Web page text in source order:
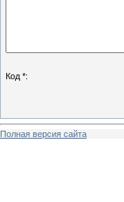
Код *:
Полная версия сайта